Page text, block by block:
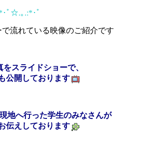
･ﾟ☆.｡.:*･ﾟ
流れている映像のご紹介です
スライドショーで、
公開しております
地へ行った学生のみなさんが
伝えしております